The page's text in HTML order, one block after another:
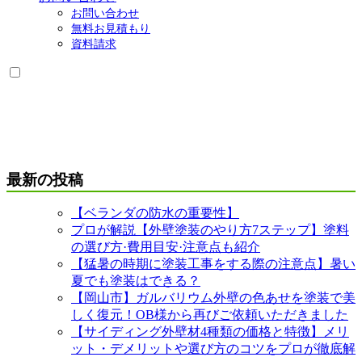
お問い合わせ
無料お見積もり
資料請求
最新の投稿
【ベランダの防水の重要性】
プロが解説【外壁塗装のやり方7ステップ】塗料
の選び方·費用目安·注意点も紹介
【猛暑の時期に塗装工事をする際の注意点】暑い
夏でも塗装はできる？
【岡山市】ガルバリウム外壁の色あせを塗装で美
しく復元！OB様から再びご依頼いただきました
【サイディング外壁材4種類の価格と特徴】メリ
ット・デメリットや選び方のコツをプロが徹底解